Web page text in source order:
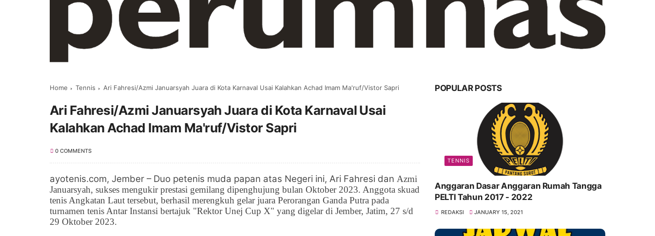
Home Tennis Ari Fahresi/Azmi Januarsyah Juara di Kota Karnaval Usai Kalahkan Achad Imam Ma'ruf/Vistor Sapri
Ari Fahresi/Azmi Januarsyah Juara di Kota Karnaval Usai
Kalahkan Achad Imam Ma'ruf/Vistor Sapri
0 COMMENTS
ayotenis.com, Jember –Duo petenis muda papan atas Negeri ini, Ari Fahresi dan Azmi
Januarsyah, sukses mengukir prestasi gemilang dipenghujung bulan Oktober 2023. Anggota skuad
tenis Angkatan Laut tersebut, berhasil merengkuh gelar juara Perorangan Ganda Putra pada
turnamen tenis AntarInstansi bertajuk "Rektor Unej Cup X" yang digelar di Jember, Jatim, 27 s/d
29 Oktober 2023.
POPULAR POSTS
TENNIS
Anggaran Dasar Anggaran Rumah Tangga
PELTI Tahun 2017 - 2022
REDAKSI JANUARY 15, 2021